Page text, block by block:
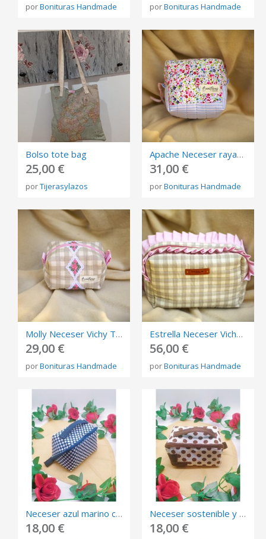
porBonituras Handmade porBonituras Handmade
Bolso tote bag
25,00 €
porTijerasylazos
Apache Neceser rayas azul celeste y blanco con estampado floral cierre rosa bebé
31,00 €
porBonituras Handmade
Molly Neceser Vichy Topo y Tira Bordada
29,00 €
porBonituras Handmade
Estrella Neceser Vichy Topo con Volantes Rosados
56,00 €
porBonituras Handmade
Neceser azul marino con lunares blancos, bolso de viaje, estuche organizador ecológico y original
18,00 €
Neceser sostenible y convertible en bandeja, blanco con lunares marrones, regalo original
18,00 €